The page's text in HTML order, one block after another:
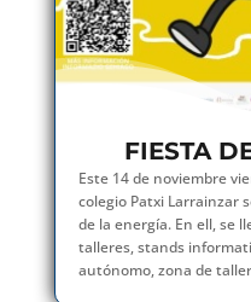
FIESTA
Este 14 de noviembre
colegio Patxi Larrainzar
de la energía. En ell, se
talleres, stands
autónomo, zona de